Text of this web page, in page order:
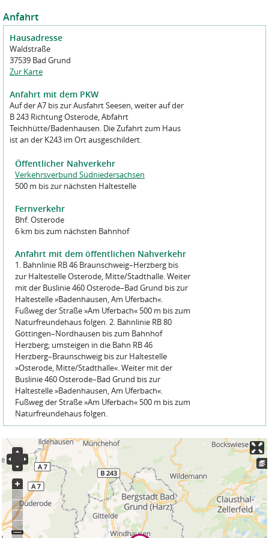
Anfahrt
Hausadresse
Waldstraße
37539 Bad Grund
Zur Karte
Anfahrt mit dem PKW
Auf der A7 bis zur Ausfahrt Seesen, weiter auf der
B 243 Richtung Osterode, Abfahrt
Teichhütte/Badenhausen. Die Zufahrt zum Haus
ist an der K243 im Ort ausgeschildert.
Öffentlicher Nahverkehr
Verkehrsverbund Südniedersachsen
500 m bis zur nächsten Haltestelle
Fernverkehr
Bhf. Osterode
6 km bis zum nächsten Bahnhof
Anfahrt mit dem öffentlichen Nahverkehr
1. Bahnlinie RB 46 Braunschweig–Herzberg bis
zur Haltestelle Osterode, Mitte/Stadthalle. Weiter
mit der Buslinie 460 Osterode–Bad Grund bis zur
Haltestelle »Badenhausen, Am Uferbach«.
Fußweg der Straße »Am Uferbach« 500 m bis zum
Naturfreundehaus folgen. 2. Bahnlinie RB 80
Göttingen–Nordhausen bis zum Bahnhof
Herzberg; umsteigen in die Bahn RB 46
Herzberg–Braunschweig bis zur Haltestelle
»Osterode, Mitte/Stadthalle«. Weiter mit der
Buslinie 460 Osterode–Bad Grund bis zur
Haltestelle »Badenhausen, Am Uferbach«.
Fußweg der Straße »Am Uferbach« 500 m bis zum
Naturfreundehaus folgen.